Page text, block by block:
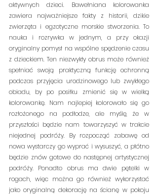
aktywnych dzieci. Bawełniana kolorowanka
zawiera najważniejsze fakty z historii, dzikie
zwierzęta i egzotyczne morskie stworzenia. To
nauka i rozrywka w jednym, a przy okazji
oryginalny pomysł na wspólne spędzenie czasu
z dzieckiem. Ten niezwykły obrus może również
spełniać swoją praktyczną funkcję ochronną
podczas przyjęcia urodzinowego lub zwykłego
obiadu, by po posiłku zmienić się w wielką
kolorowankę. Nam najlepiej kolorowało się go
rozłożonego na podłodze, ale myślę, że w
przyszłości będzie nam towarzyszyć w trakcie
niejednej podróży. By rozpocząć zabawę od
nowa wystarczy go wyprać i wysuszyć, a płótno
będzie znów gotowe do następnej artystycznej
podróży. Ponadto obrus ma dwie pętelki w
rogach, więc można go również wykorzystać
jako oryginalną dekorację na ścianę w pokoju